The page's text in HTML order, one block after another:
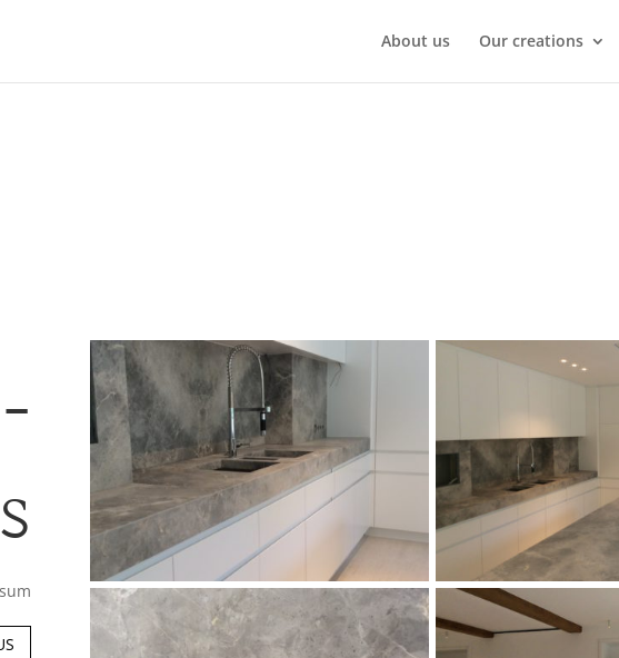
About us Our creations